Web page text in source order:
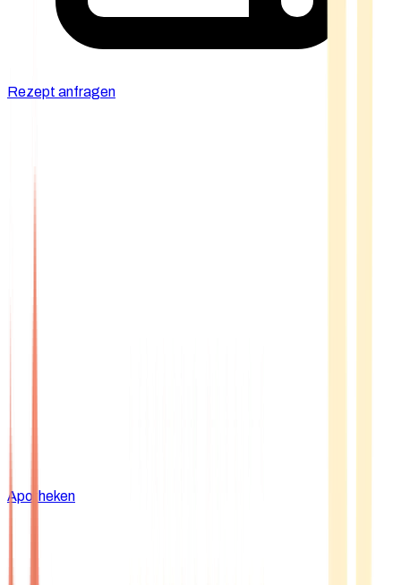
Rezept anfragen
Apotheken